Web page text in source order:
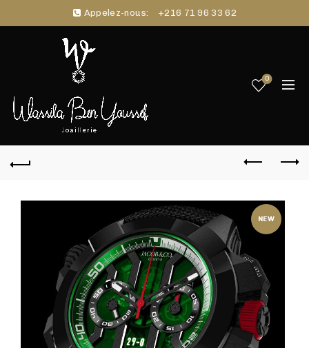
Appelez-nous: +216 71 96 33 62
0
NEW